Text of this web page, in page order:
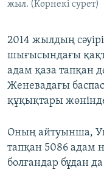
Басқа тілдерде
жыл. (Көрнекі сурет)
2014 жылдың
шығысындағы
адам қаза тапқан
Женевадағы
құқықтары
Оның айтуынша,
тапқан 5086 адам
болғандар бұдан